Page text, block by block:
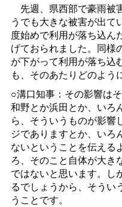
先週、県西部で豪雨被
うでも大きな被害が出て
度始めで利用が落ち込ん
げておられました。同様
が下がって利用が落ち込
も、そのあたりどのよう
○溝口知事：その影響は
和野とか浜田とか、いろ
ら、そういうものが影響
ジでありますとか、いろ
ないということを伝える
ろ、そのこと自体が大き
ではないと思います。し
るでしょうから、そうい
うことです。